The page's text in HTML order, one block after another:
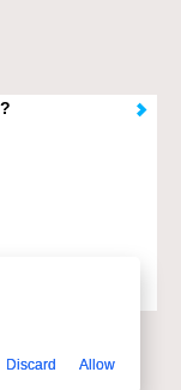
Discard Allow